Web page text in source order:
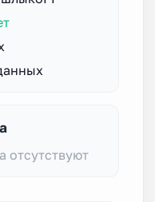
отсутствуют